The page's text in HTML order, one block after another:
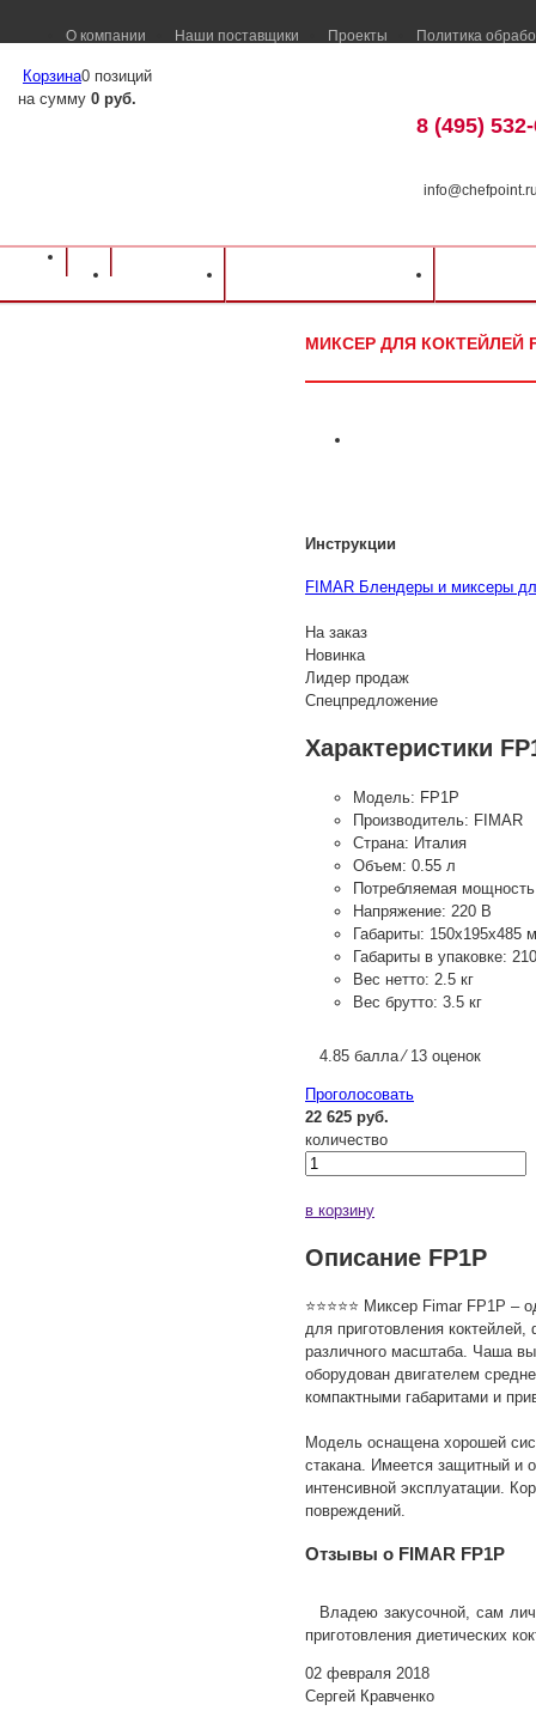
О компании Наши поставщики Проекты Политика
Корзина0 позиций
на сумму 0 руб.
8 (495)
Оборудование для ресторанов и кафе
МИКСЕР ДЛЯ КОКТЕЙЛЕЙ
Инструкции
FIMAR Блендеры и миксеры
На заказ
Новинка
Лидер продаж
Спецпредложение
Характеристики
Модель: FP1P
Производитель: FIMAR
Страна: Италия
Объем: 0.55 л
Потребляемая
Напряжение: 220 В
Габариты: 150х195х485
Габариты в упаковке:
Вес нетто: 2.5 кг
Вес брутто: 3.5 кг
4.85 балла ⁄ 13 оценок
Проголосовать
22 625 руб.
количество
в корзину
Описание FP1P
⭐⭐⭐⭐⭐ Миксер Fimar FP1P
для приготовления
различного масштаба. Чаша
оборудован двигателем
компактными габаритами и
Модель оснащена хорошей
стакана. Имеется защитный и
интенсивной эксплуатации.
повреждений.
Отзывы о FIMAR FP1P
Владею закусочной, сам
приготовления диетических
02 февраля 2018
Сергей Кравченко